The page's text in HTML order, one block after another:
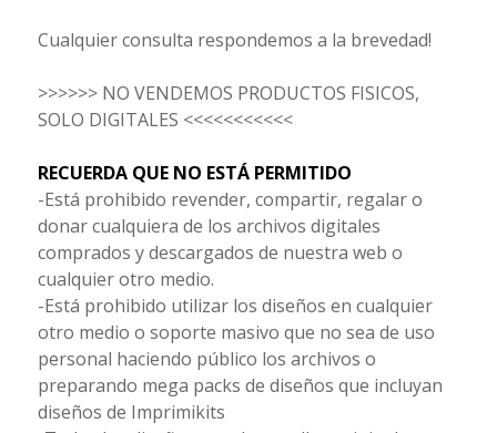
Cualquier consulta respondemos a la brevedad!
>>>>>> NO VENDEMOS PRODUCTOS FISICOS,
SOLO DIGITALES <<<<<<<<<<<
RECUERDA QUE NO ESTÁ PERMITIDO
-Está prohibido revender, compartir, regalar o
donar cualquiera de los archivos digitales
comprados y descargados de nuestra web o
cualquier otro medio.
-Está prohibido utilizar los diseños en cualquier
otro medio o soporte masivo que no sea de uso
personal haciendo público los archivos o
preparando mega packs de diseños que incluyan
diseños de Imprimikits